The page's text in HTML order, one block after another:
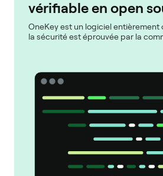
vérifiable en open
OneKey est un logiciel entièrement
la sécurité est éprouvée par la